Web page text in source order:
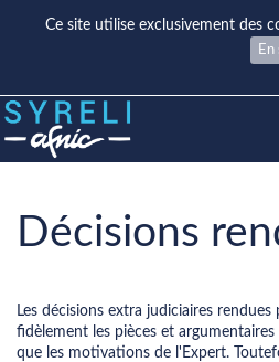
Ce site utilise exclusivement des
En
Décisions
Les décisions extra judiciaires
fidèlement les pièces et
que les motivations de l'Expert.